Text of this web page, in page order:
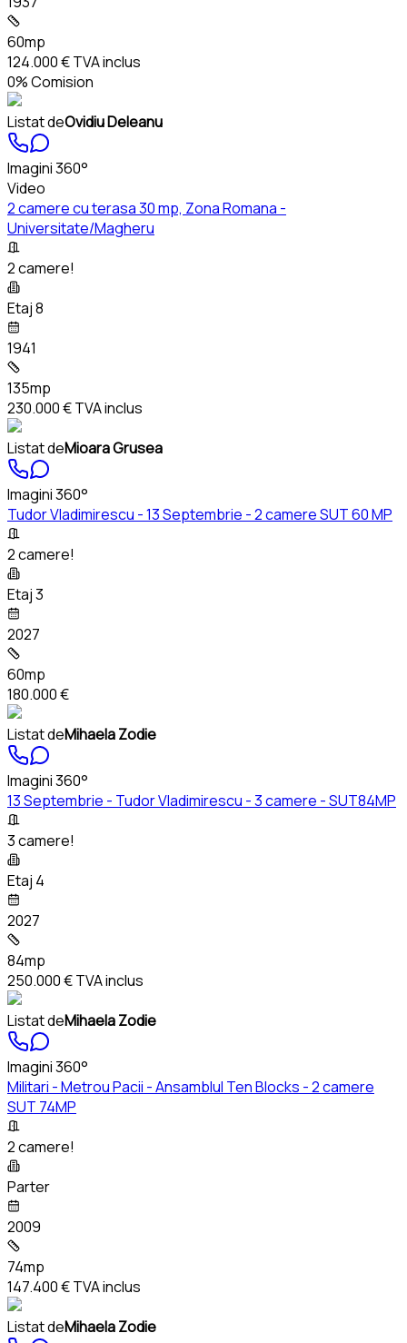
60mp
124.000 €TVA inclus
0% Comision
Listat deOvidiu Deleanu
Imagini 360°
Video
2 camere cu terasa 30 mp, Zona Romana -
Universitate/Magheru
2 camere!
Etaj 8
1941
135mp
230.000 €TVA inclus
Listat deMioara Grusea
Imagini 360°
Tudor Vladimirescu - 13 Septembrie - 2 camere SUT 60 MP
2 camere!
Etaj 3
2027
60mp
180.000 €
Listat deMihaela Zodie
Imagini 360°
13 Septembrie - Tudor Vladimirescu - 3 camere - SUT84MP
3 camere!
Etaj 4
2027
84mp
250.000 €TVA inclus
Listat deMihaela Zodie
Imagini 360°
Militari - Metrou Pacii - Ansamblul Ten Blocks - 2 camere
SUT 74MP
2 camere!
Parter
2009
74mp
147.400 €TVA inclus
Listat deMihaela Zodie